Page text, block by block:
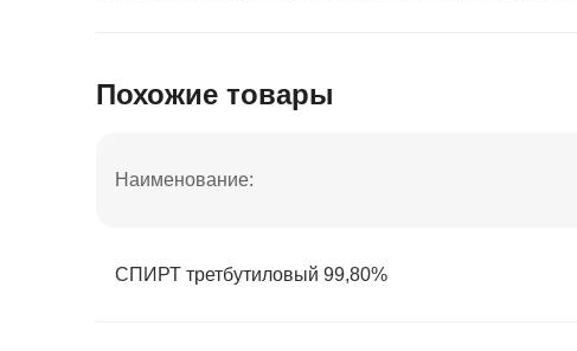
Похожие товары
Наименование:
СПИРТ третбутиловый 99,80%